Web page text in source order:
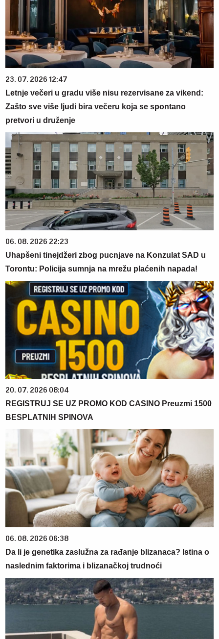
23. 07. 2026 12:47
Letnje večeri u gradu više nisu rezervisane za vikend:
Zašto sve više ljudi bira večeru koja se spontano
pretvori u druženje
06. 08. 2026 22:23
Uhapšeni tinejdžeri zbog pucnjave na Konzulat SAD u
Torontu: Policija sumnja na mrežu plaćenih napada!
20. 07. 2026 08:04
REGISTRUJ SE UZ PROMO KOD CASINO Preuzmi 1500
BESPLATNIH SPINOVA
06. 08. 2026 06:38
Da li je genetika zaslužna za rađanje blizanaca? Istina o
naslednim faktorima i blizanačkoj trudnoći